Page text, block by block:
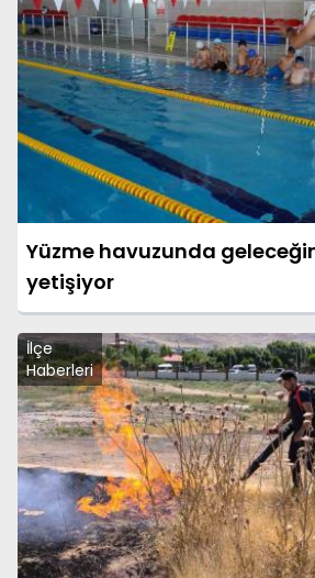
Yüzme havuzunda
yetişiyor
İlçe
Haberleri